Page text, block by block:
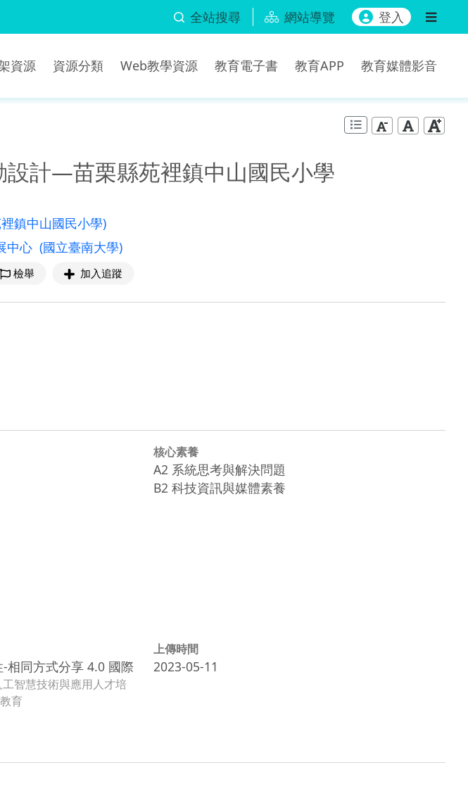
全站搜尋 網站導覽 登入
資源 資源分類 Web教學資源 教育電子書 教育APP 教育媒體影音
計―苗栗縣苑裡鎮中山國民小學
鎮中山國民小學)
中心 (國立臺南大學)
檢舉 加入追蹤
核心素養
A2 系統思考與解決問題
B2 科技資訊與媒體素養
相同方式分享 4.0 國際
智慧技術與應用人才培
育
上傳時間
2023-05-11